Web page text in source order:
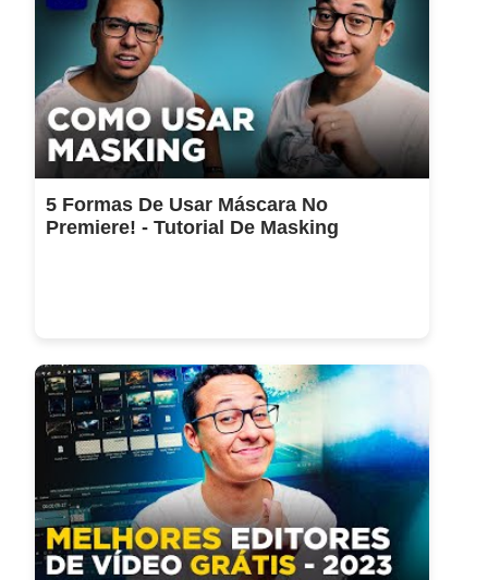
5 Formas De Usar Máscara No
Premiere! - Tutorial De Masking